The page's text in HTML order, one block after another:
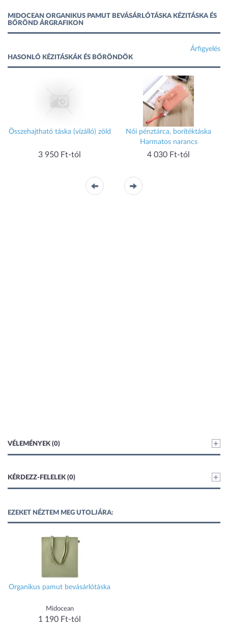
MIDOCEAN ORGANIKUS PAMUT BEVÁSÁRLÓTÁSKA KÉZITÁSKA ÉS
BŐRÖND ÁRGRAFIKON
Árfigyelés
HASONLÓ KÉZITÁSKÁK ÉS BŐRÖNDÖK
Összehajtható táska (vízálló) zöld
3 950 Ft-tól
Női pénztárca, borítéktáska
Harmatos narancs
4 030 Ft-tól
VÉLEMÉNYEK (0)
KÉRDEZZ-FELELEK (0)
EZEKET NÉZTEM MEG UTOLJÁRA:
Organikus pamut bevásárlótáska
Midocean
1 190 Ft-tól